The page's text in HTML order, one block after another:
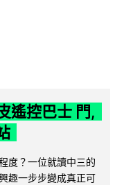
遙控巴士 門,
度？一位就讀中三的
趣一步步變成真正可